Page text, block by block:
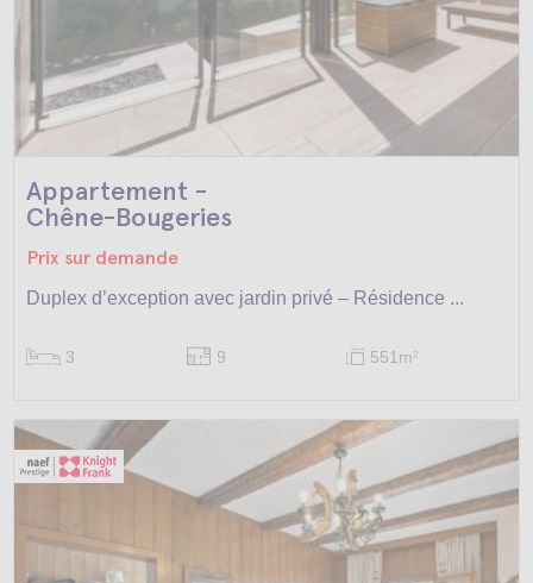
Appartement -
Chêne-Bougeries
Prix sur demande
Duplex d’exception avec jardin privé – Résidence ...
3 9 551m2